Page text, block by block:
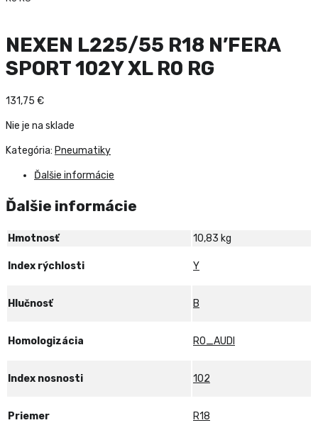
NEXEN L225/55 R18 N’FERA
SPORT 102Y XL R0 RG
131,75 €
Nie je na sklade
Kategória: Pneumatiky
Ďalšie informácie
Ďalšie informácie
Hmotnosť 10,83 kg
Index rýchlosti Y
Hlučnosť B
Homologizácia R0_AUDI
Index nosnosti 102
Priemer R18